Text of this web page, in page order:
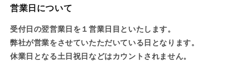
営業日について
受付日の翌営業日を１営業日目といたします。
弊社が営業をさせていたただいている日となります。
休業日となる土日祝日などはカウントされません。